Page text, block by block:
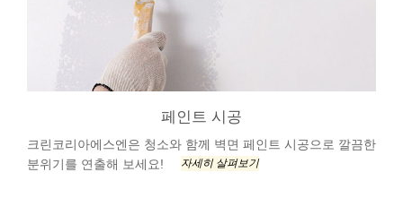
페인트 시공
크린코리아에스엔은 청소와 함께 벽면 페인트 시공으로 깔끔한
분위기를 연출해 보세요!
자세히 살펴보기